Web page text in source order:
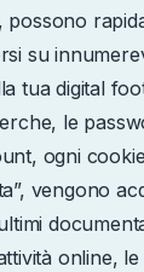
su
tua digital
le
ogni
vengono
online,